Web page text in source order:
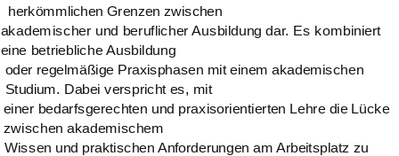
herkömmlichen Grenzen zwischen
akademischer und beruflicher Ausbildung dar. Es kombiniert
eine betriebliche Ausbildung
oder regelmäßige Praxisphasen mit einem akademischen
Studium. Dabei verspricht es, mit
einer bedarfsgerechten und praxisorientierten Lehre die Lücke
zwischen akademischem
Wissen und praktischen Anforderungen am Arbeitsplatz zu